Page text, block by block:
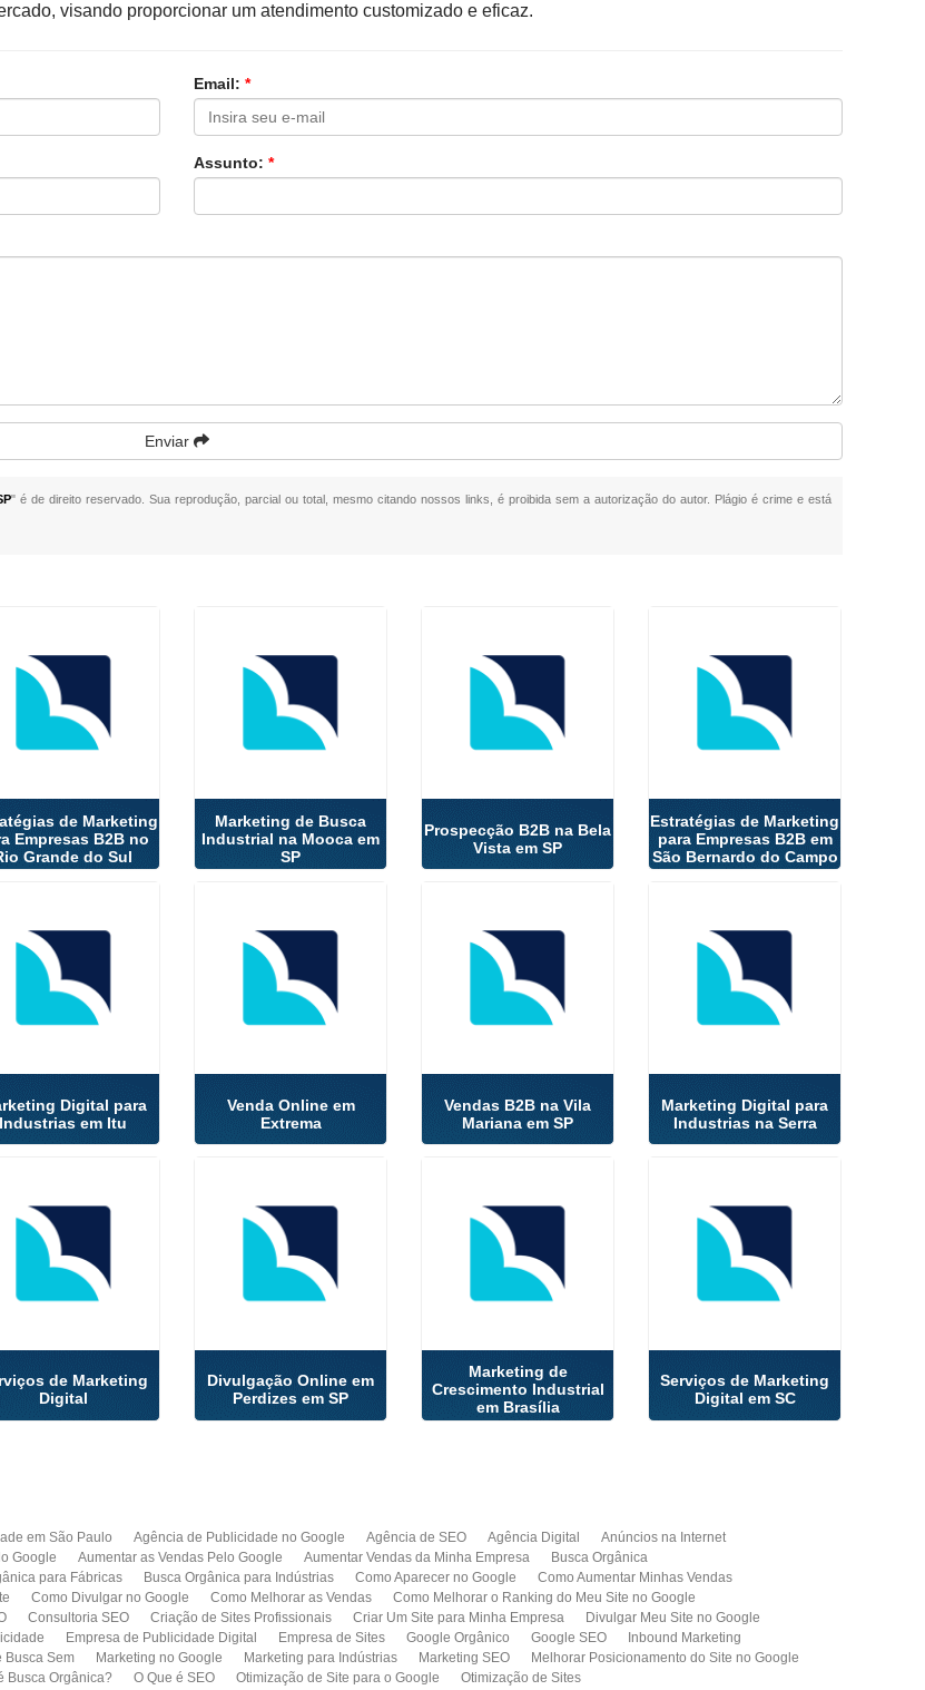
visando proporcionar um atendimento customizado e eficaz.
Email: *
Assunto: *
Enviar
" é de direito reservado. Sua reprodução, parcial ou total, mesmo citando nossos links, é proibida sem a autorização do autor. Plágio é crime e está
de Marketing
Empresas B2B no
Grande do Sul
Marketing de Busca
Industrial na Mooca em
SP
Prospecção B2B na Bela
Vista em SP
Estratégias de Marketing
para Empresas B2B em
São Bernardo do Campo
Digital para
Industrias em Itu
Venda Online em
Extrema
Vendas B2B na Vila
Mariana em SP
Marketing Digital para
Industrias na Serra
de Marketing
Digital
Divulgação Online em
Perdizes em SP
Marketing de
Crescimento Industrial
em Brasília
Serviços de Marketing
Digital em SC
em São Paulo Agência de Publicidade no Google Agência de SEO Agência Digital
Anúncios na Internet
Google Aumentar as Vendas Pelo Google Aumentar Vendas da Minha Empresa
Busca Orgânica
para Fábricas Busca Orgânica para Indústrias Como Aparecer no Google
Como Aumentar Minhas Vendas
Como Divulgar no Google Como Melhorar as Vendas
Como Melhorar o Ranking do Meu Site no Google
Consultoria SEO Criação de Sites Profissionais Criar Um Site para Minha Empresa
Divulgar Meu Site no Google
Empresa de Publicidade Digital Empresa de Sites Google Orgânico Google SEO
Inbound Marketing
Busca Sem Marketing no Google Marketing para Indústrias Marketing SEO
Melhorar Posicionamento do Site no Google
Busca Orgânica? O Que é SEO Otimização de Site para o Google
Otimização de Sites